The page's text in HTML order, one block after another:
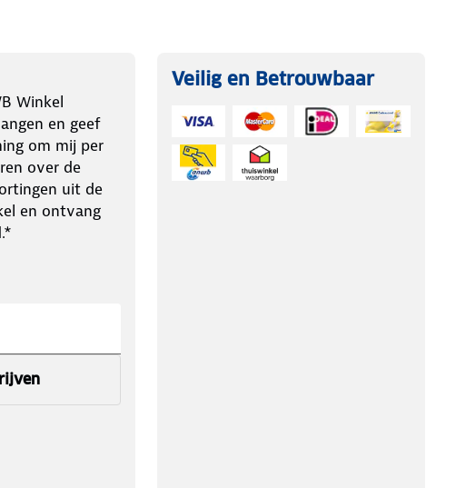
Winkel
en geef
om mij per
over de
uit de
en ontvang
Veilig en Betrouwbaar